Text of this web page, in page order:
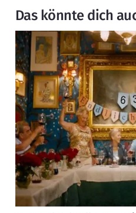
Das könnte dich